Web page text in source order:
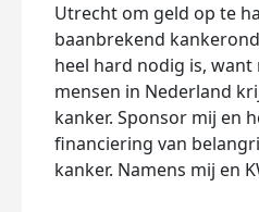
Utrecht om geld op te
baanbrekend
heel hard nodig is,
mensen in Nederland
kanker. Sponsor mij en
financiering van
kanker. Namens mij en